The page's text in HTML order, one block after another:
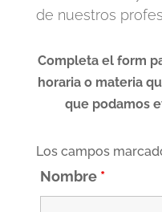
de nuestros
Completa el form
horaria o materia
que podamos
Los campos
Nombre *